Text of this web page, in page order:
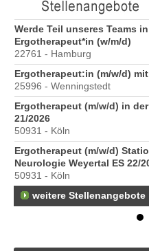
Werde Teil unseres Teams
Ergotherapeut*in (w/m/d)
22761 - Hamburg
Ergotherapeut:in (m/w/d)
25996 - Wenningstedt
Ergotherapeut (m/w/d) in
21/2026
50931 - Köln
Ergotherapeut (m/w/d)
Neurologie Weyertal ES 22/
50931 - Köln
weitere Stellenangebote